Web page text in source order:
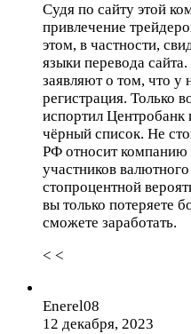
Судя по сайту этой
привлечение
этом, в частности,
языки перевода
заявляют о том, что у
регистрация. Только
испортил Центробанк
чёрный список. Не
РФ относит компанию
участников
стопроцентной
вы только потеряете
сможете заработать.
< <
Enerel08
12 декабря, 2023